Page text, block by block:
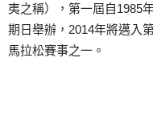
夷之稱），第一屆自1985
期日舉辦，2014年將邁入
馬拉松賽事之一。